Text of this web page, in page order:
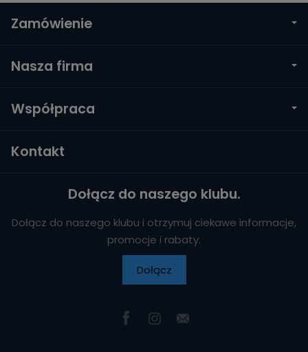
Zamówienie
Nasza firma
Współpraca
Kontakt
Dołącz do naszego klubu.
Dołącz do naszego klubu i otrzymuj ciekawe informacje,
promocje i rabaty.
Dołącz